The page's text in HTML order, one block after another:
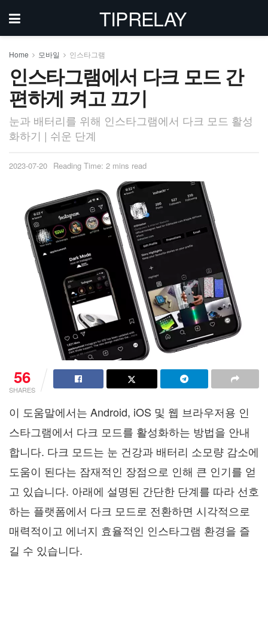
TIPRELAY
Home 모바일 인스타그램
인스타그램에서 다크 모드 간
편하게 켜고 끄기
눈과 배터리를 위해 인스타그램에서 다크 모드 활성
화하기 | 쉬운 단계
2023-07-20 Reading Time: 2 mins read
56
SHARES
이 도움말에서는 Android, iOS 및 웹 브라우저용 인
스타그램에서 다크 모드를 활성화하는 방법을 안내
합니다. 다크 모드는 눈 건강과 배터리 소모량 감소에
도움이 된다는 잠재적인 장점으로 인해 큰 인기를 얻
고 있습니다. 아래에 설명된 간단한 단계를 따라 선호
하는 플랫폼에서 다크 모드로 전환하면 시각적으로
매력적이고 에너지 효율적인 인스타그램 환경을 즐
길 수 있습니다.